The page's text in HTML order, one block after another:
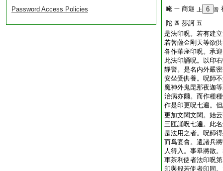
Password Access Policies
唵 一 商迦 上 6 音
陀 四 莎訶 五
是法印呪。若有建
若菩薩金剛天等欲
各作華座印呪。承
此法印誦呪。以印
靜警。是名内外嚴
安坐受供養。呪師
魔神外鬼毘那夜迦
治病亦爾。而作種
作是印更呪七遍。
更加文闍文闍。始
三匝誦呪七遍。此
是法用之者。呪師
而爲宴會。遣諸兵
人得入。事畢將散
軍茶利使者法印呪
印與般若使者印同